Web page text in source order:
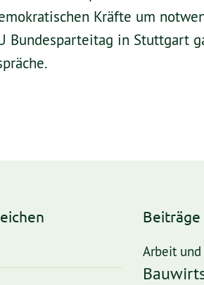
Kräfte um
Bundesparteitag in Stuttgart
Beiträge
Arbeit und